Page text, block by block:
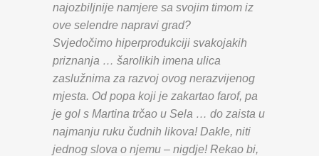
najozbiljnije namjere sa svojim timom iz
ove selendre napravi grad?
Svjedočimo hiperprodukciji svakojakih
priznanja … šarolikih imena ulica
zaslužnima za razvoj ovog nerazvijenog
mjesta. Od popa koji je zakartao farof, pa
je gol s Martina trčao u Sela … do zaista u
najmanju ruku čudnih likova! Dakle, niti
jednog slova o njemu – nigdje! Rekao bi,